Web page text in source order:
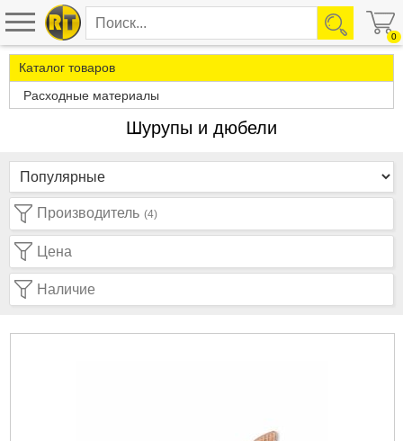
0
Каталог товаров
Расходные материалы
Шурупы и дюбели
Производитель (4)
Цена
Наличие